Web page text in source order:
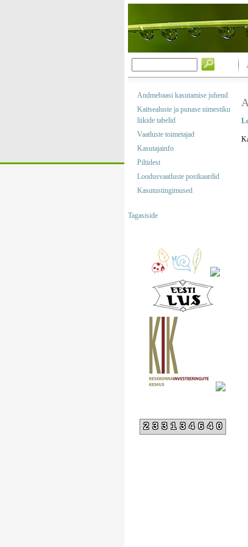
Andmebaasi kasutamise juhend
Kaitsealuste ja punase nimestiku
liikide tabelid
Vaatluste toimetajad
Kasutajainfo
Piltidest
Loodusvaatluste postkaardid
Kasutustingimused
Tagasiside
233134640